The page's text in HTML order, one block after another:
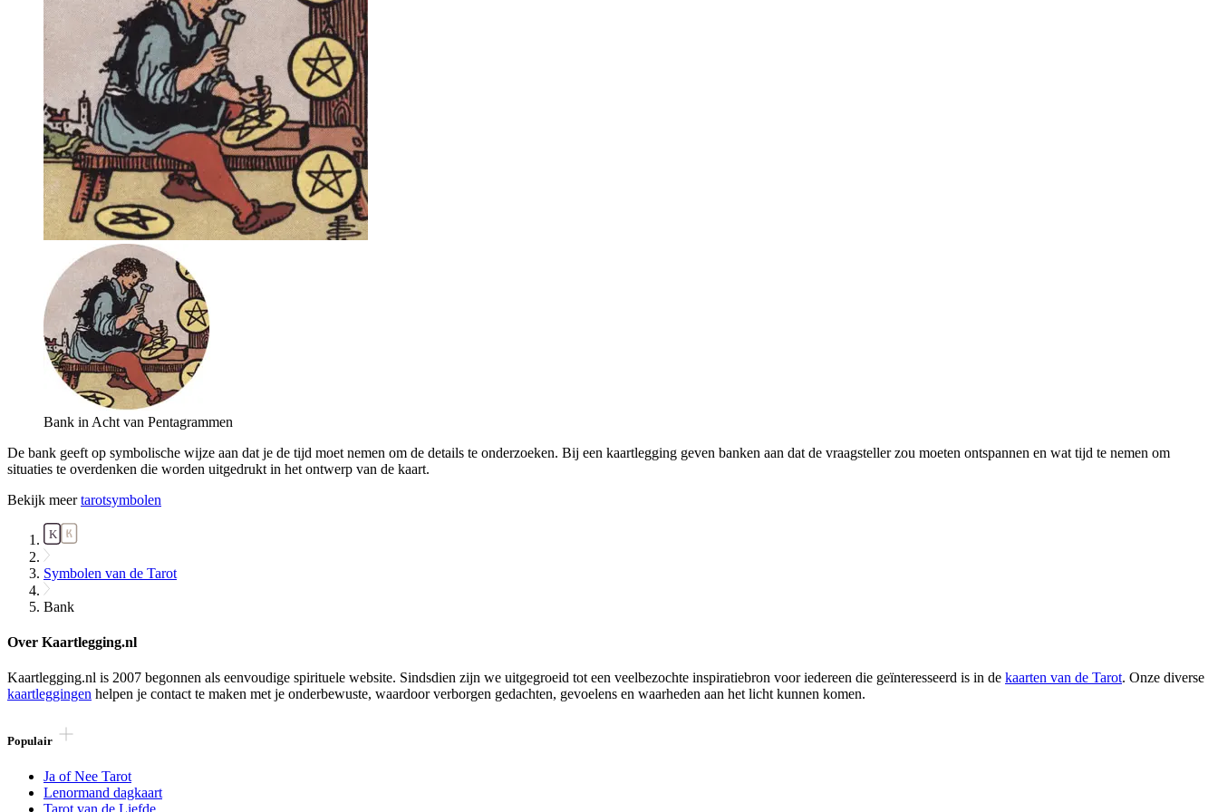
Bank in Acht van Pentagrammen
De bank geeft op symbolische wijze aan dat je de tijd moet nemen om de details te onderzoeken. Bij een kaartlegging geven banken aan dat de vraagsteller zou moeten ontspannen en wat tijd te nemen om
situaties te overdenken die worden uitgedrukt in het ontwerp van de kaart.
Bekijk meertarotsymbolen
Symbolen van de Tarot
Bank
Over Kaartlegging.nl
Kaartlegging.nl is 2007 begonnen als eenvoudige spirituele website. Sindsdien zijn we uitgegroeid tot een veelbezochte inspiratiebron voor iedereen die geïnteresseerd is in de kaarten van de Tarot. Onze diverse
kaartleggingen helpen je contact te maken met je onderbewuste, waardoor verborgen gedachten, gevoelens en waarheden aan het licht kunnen komen.
Populair
Ja of Nee Tarot
Lenormand dagkaart
Tarot van de Liefde